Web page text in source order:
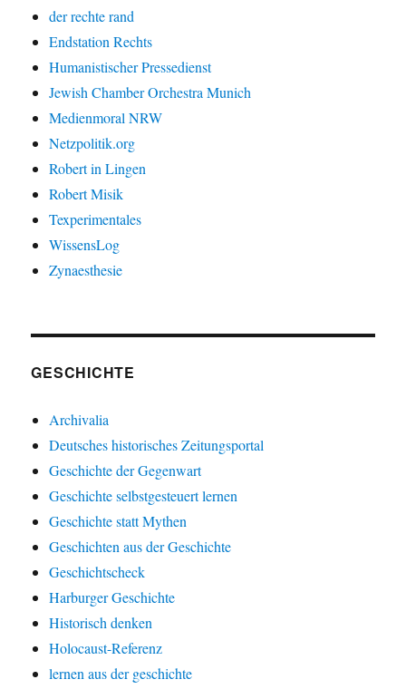
der rechte rand
Endstation Rechts
Humanistischer Pressedienst
Jewish Chamber Orchestra Munich
Medienmoral NRW
Netzpolitik.org
Robert in Lingen
Robert Misik
Texperimentales
WissensLog
Zynaesthesie
GESCHICHTE
Archivalia
Deutsches historisches Zeitungsportal
Geschichte der Gegenwart
Geschichte selbstgesteuert lernen
Geschichte statt Mythen
Geschichten aus der Geschichte
Geschichtscheck
Harburger Geschichte
Historisch denken
Holocaust-Referenz
lernen aus der geschichte